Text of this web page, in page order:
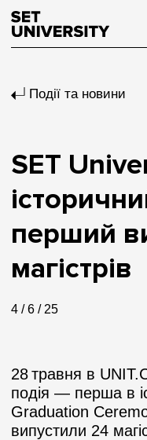
Події та новини
SET
перший
магістрів
4 / 6 / 25
28 травня в
подія — перша в
Graduation
випустили 24